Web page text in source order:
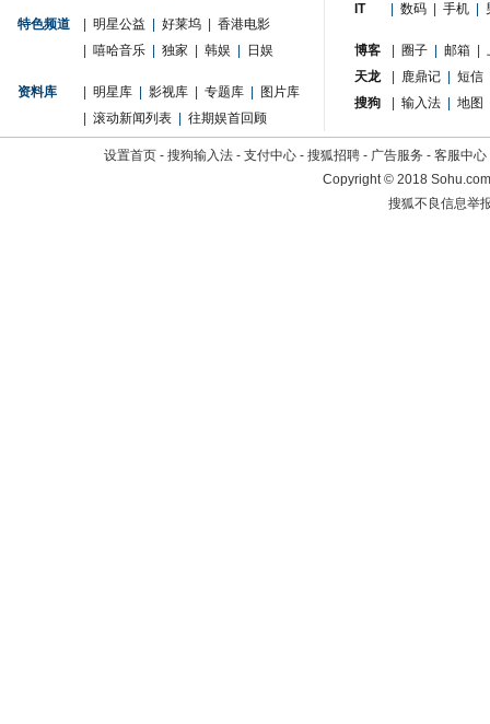
特色频道 明星公益 好莱坞
香港电影
嘻哈音乐 独家 韩娱 日娱
资料库 明星库 影视库 专题库
图片库
滚动新闻列表 往期娱首回顾
IT
数码 手机
博客 圈子 邮箱
天龙
鹿鼎记
短信
搜狗
输入法 地图
设置首页 - 搜狗输入法 - 支付中心 - 搜狐招聘 - 广告服务 - 客服中心
Copyright©2018
搜狐不良信息举